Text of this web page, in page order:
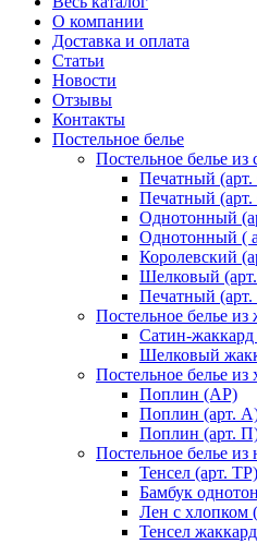
О компании
Доставка и оплата
Статьи
Новости
Отзывы
Контакты
Постельное белье
Постельное белье из
Печатный
Печатный
Однотонный
Однотонный (
Королевский
Шелковый
Печатный
Постельное белье из
Сатин-жаккард
Шелковый
Постельное белье из
Поплин (AP)
Поплин (арт.
Поплин (арт.
Постельное белье
Тенсел (арт. ТР)
Бамбук
Лен с хлопком
Тенсел